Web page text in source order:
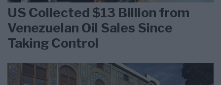
US Collected $13 Billion from
Venezuelan Oil Sales Since
Taking Control